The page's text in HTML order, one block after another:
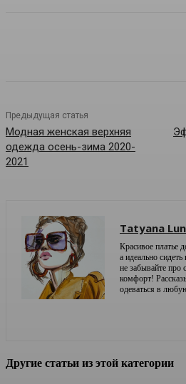
Предыдущая статья
Модная женская верхняя
одежда осень-зима 2020-
2021
Tatyana
Красивое платье
а идеально
не забывайте про
комфорт!
одеваться в
Другие статьи из этой категории